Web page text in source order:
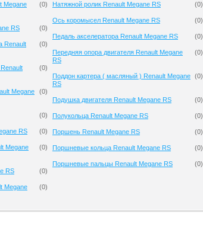
Megane
(0)
RS (0)
Renault
(0)
(0)
Megane
(0)
(0)
RS (0)
Megane
(0)
RS (0)
Megane
(0)
Натяжной ролик Renault Megane RS (0)
Ось коромысел Renault Megane RS (0)
Педаль акселератора Renault Megane RS (0)
Передняя опора двигателя Renault Megane
RS
(0)
Поддон картера ( масляный ) Renault Megane
RS
(0)
Подушка двигателя Renault Megane RS (0)
Полукольца Renault Megane RS (0)
Поршень Renault Megane RS (0)
Поршневые кольца Renault Megane RS (0)
Поршневые пальцы Renault Megane RS (0)